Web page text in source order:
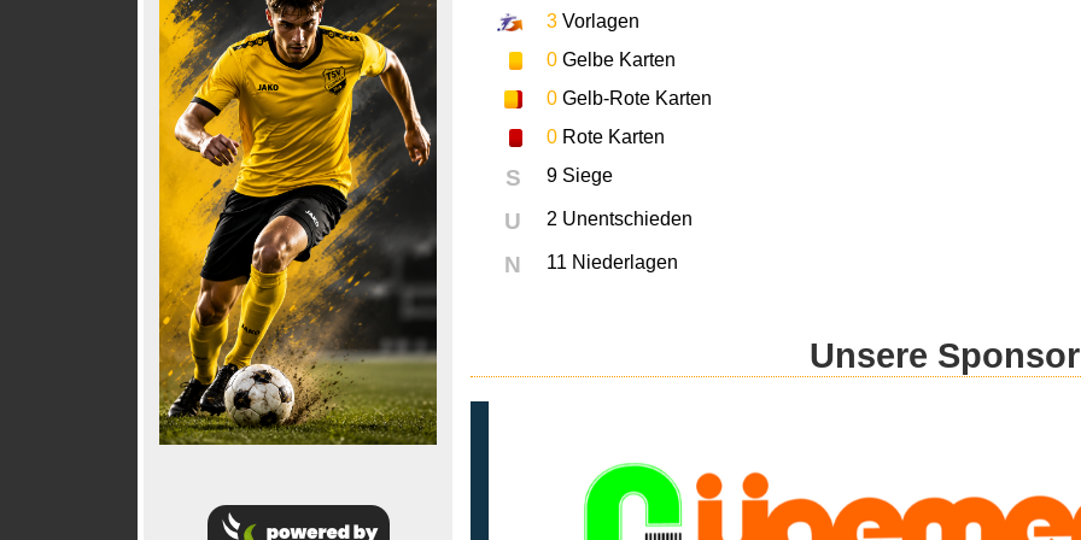
3 Vorlagen
0 Gelbe Karten
0 Gelb-Rote Karten
0 Rote Karten
S 9 Siege
U 2 Unentschieden
N 11 Niederlagen
Unsere